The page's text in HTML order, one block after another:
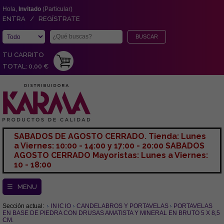
Hola, Invitado (Particular)
ENTRA / REGÍSTRATE
TU CARRITO
TOTAL: 0,00 €
SABADOS DE AGOSTO CERRADO. Tienda: Lunes
a Viernes: 10:00 - 14:00 y 17:00 - 20:00 SABADOS
AGOSTO CERRADO Mayoristas: Lunes a Viernes:
10 - 18:00
☰ MENU
Sección actual: INICIO CANDELABROS Y PORTAVELAS
PORTAVELAS
EN BASE DE PIEDRA CON DRUSAS AMATISTA Y MINERAL EN BRUTO 5 X 8,5
CM.